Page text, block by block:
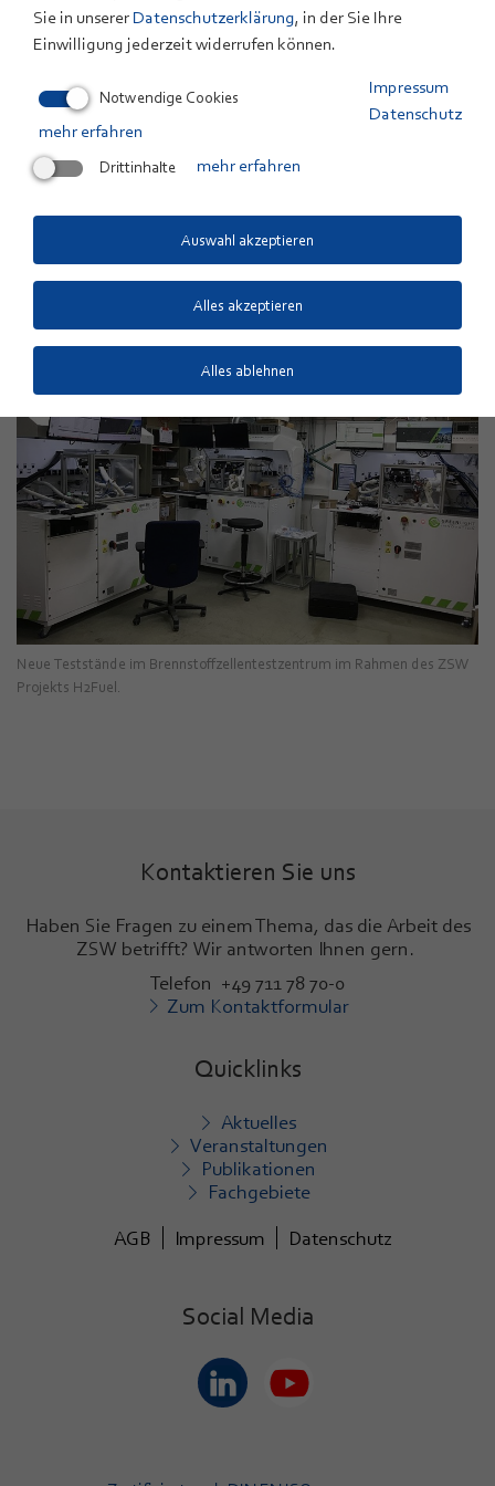
Unternehmen Daimler, BMW, Ford und ElringKlinger.
Das Projekt wird gefördert vom Bundesministerium für
Dr. Alexander Kabza
+49 731 9530-832
Neue Teststände im Brennstoffzellentestzentrum im Rahmen des ZSW
Projekts H2Fuel.
Kontaktieren Sie uns
Haben Sie Fragen zu einem Thema, das die Arbeit des
ZSW betrifft? Wir antworten Ihnen gern.
Telefon +49 711 78 70-0
Zum Kontaktformular
Quicklinks
Aktuelles
Veranstaltungen
Publikationen
Fachgebiete
AGB
Impressum Datenschutz
Social Media
Sie in unserer Datenschutzerklärung, in der Sie Ihre
Einwilligung jederzeit widerrufen können.
Impressum
Datenschutz
Notwendige Cookies
mehr erfahren
Drittinhalte
mehr erfahren
Auswahl akzeptieren
Alles akzeptieren
Alles ablehnen